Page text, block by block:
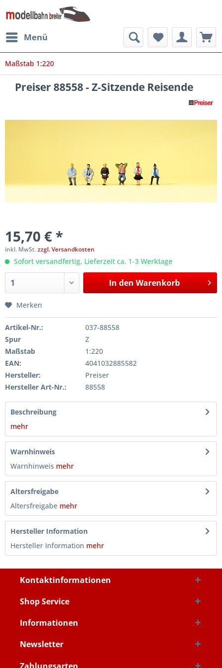
Menü
Maßstab 1:220
Preiser 88558 - Z-Sitzende Reisende
15,70 € *
inkl. MwSt.zzgl. Versandkosten
Sofort versandfertig, Lieferzeit ca. 1-3 Werktage
In den Warenkorb
Merken
Artikel-Nr.:
037-88558
Spur
Z
Maßstab
1:220
EAN:
4041032885582
Hersteller:
Preiser
Hersteller Art-Nr.:
88558
Beschreibung
mehr
Warnhinweis
Warnhinweis mehr
Altersfreigabe
Altersfreigabe mehr
Hersteller Information
Hersteller Information mehr
Kontaktinformationen
Shop Service
Informationen
Newsletter